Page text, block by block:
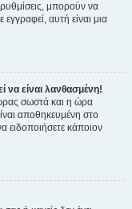
μπορούν να
αυτή είναι μια
να είναι λανθασμένη!
ώρας σωστά και η ώρα
αποθηκευμένη στο
ειδοποιήσετε κάποιον